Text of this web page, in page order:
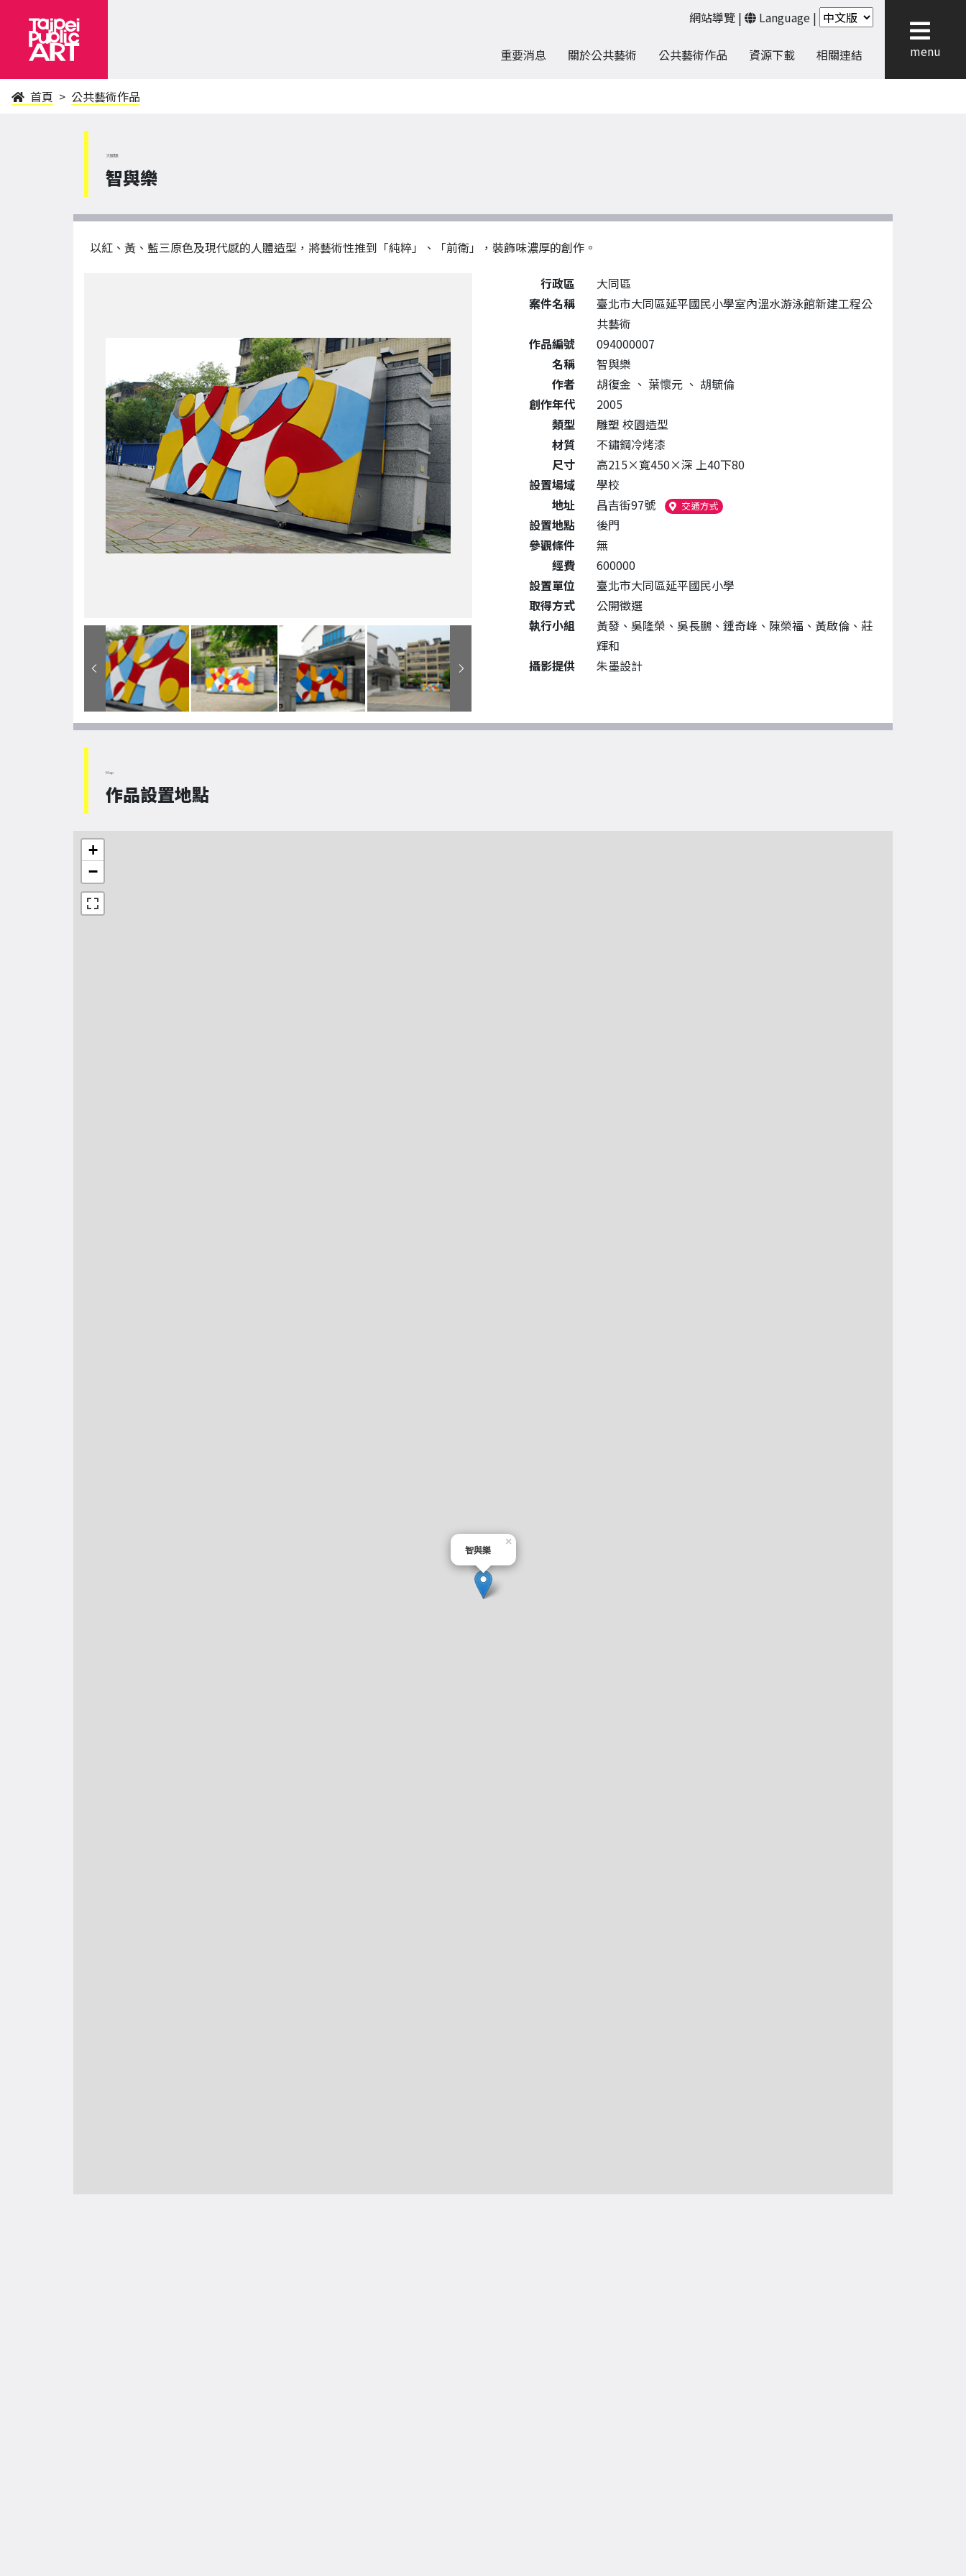
網站導覽 | Language |
重要消息 關於公共藝術 公共藝術作品 資源下載 相關連結 menu
首頁 公共藝術作品
大同區
智與樂
以紅、黃、藍三原色及現代感的人體造型，將藝術性推到「純粹」、「前衛」，裝飾味濃厚的創作。
公共藝術作品詳細資料
行政區
大同區
案件名稱
臺北市大同區延平國民小學室內溫水游泳館新建工程公
共藝術
作品編號
094000007
名稱
智與樂
作者
胡復金 、 葉懷元 、 胡毓倫
創作年代
2005
類型
雕塑 校園造型
材質
不鏽鋼冷烤漆
尺寸
高215×寬450×深 上40下80
設置場域
學校
地址
昌吉街97號 交通方式（另開新視窗）
設置地點
後門
參觀條件
無
經費
600000
設置單位
臺北市大同區延平國民小學
取得方式
公開徵選
執行小組
黃發、吳隆榮、吳長鵬、鍾奇峰、陳榮福、黃啟倫、莊
輝和
攝影提供
朱墨設計
Map
作品設置地點
智與樂
×
+
−